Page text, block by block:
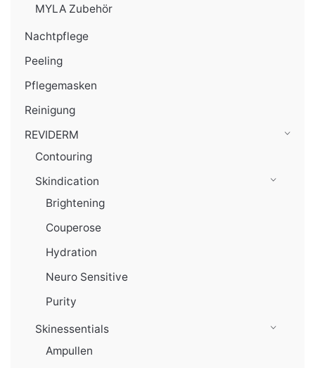
MYLA Zubehör
Nachtpflege
Peeling
Pflegemasken
Reinigung
REVIDERM
Contouring
Skindication
Brightening
Couperose
Hydration
Neuro Sensitive
Purity
Skinessentials
Ampullen